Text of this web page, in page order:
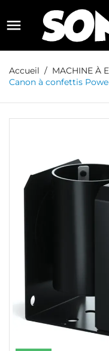

Accueil MACHINE À
Canon à confettis